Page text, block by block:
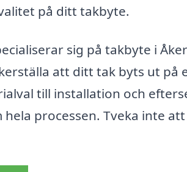
på ditt takbyte.
sig på takbyte i
att ditt tak byts ut på
till installation och
processen. Tveka inte